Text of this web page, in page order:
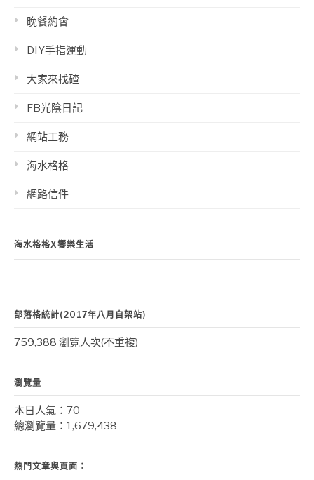
晚餐約會
DIY手指運動
大家來找碴
FB光陰日記
網站工務
海水格格
網路信件
海水格格X饗樂生活
部落格統計(2017年八月自架站)
759,388 瀏覽人次(不重複)
瀏覽量
本日人氣：70
總瀏覽量：1,679,438
熱門文章與頁面︰